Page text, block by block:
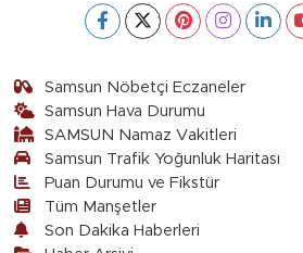
Samsun Nöbetçi Eczaneler
Samsun Hava Durumu
SAMSUN Namaz Vakitleri
Samsun Trafik Yoğunluk Haritası
Puan Durumu ve Fikstür
Tüm Manşetler
Son Dakika Haberleri